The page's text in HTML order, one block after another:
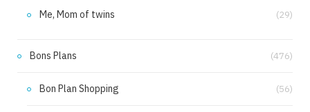
Me, Mom of twins (29)
Bons Plans (476)
Bon Plan Shopping (56)